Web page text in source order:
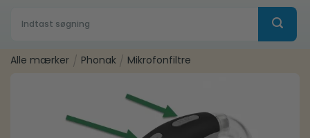
efter:
Alle mærker / Phonak / Mikrofonfiltre